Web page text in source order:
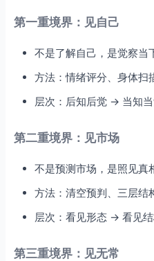
第一重境界：见自己
不是了解自己，是觉察当
方法：情绪评分、身体扫
层次：后知后觉 → 当知
第二重境界：见市场
不是预测市场，是照见真
方法：清空预判、三层结
层次：看见形态 → 看见
第三重境界：见无常